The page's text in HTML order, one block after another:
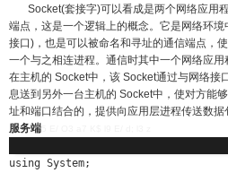
Socket(套接字)可以看成是两个网络应用
端点，这是一个逻辑上的概念。它是网络环
接口)，也是可以被命名和寻址的通信端点，
一个与之相连进程。通信时其中一个网络应
在主机的 Socket中，该 Socket通过与网络接
息送到另外一台主机的 Socket中，使对方能
址和端口结合的，提供向应用层进程传送数据
服务端
using System;